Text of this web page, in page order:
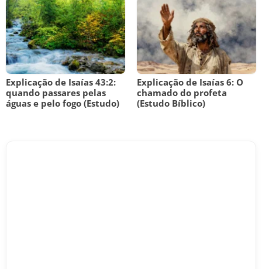
Explicação de Isaías 43:2:
quando passares pelas
águas e pelo fogo (Estudo)
Explicação de Isaías 6: O
chamado do profeta
(Estudo Bíblico)